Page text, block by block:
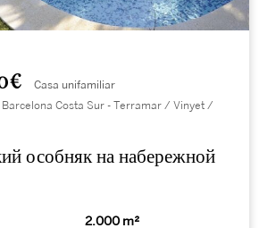
€ Casa unifamiliar
Costa Sur - Terramar / Vinyet /
особняк на набережной
2.000 m²